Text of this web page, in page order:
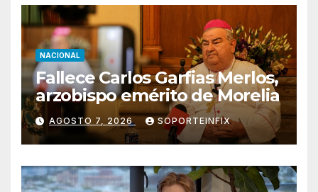
NACIONAL
Fallece Carlos Garfias Merlos,
arzobispo emérito de Morelia
AGOSTO 7, 2026 SOPORTEINFIX